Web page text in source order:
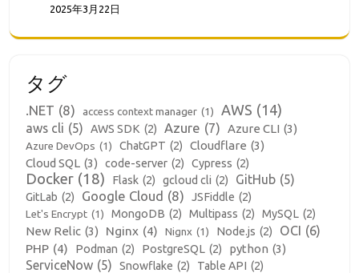
2025年3月22日
タグ
.NET (8) access context manager (1) AWS (14)
aws cli (5) AWS SDK (2) Azure (7) Azure CLI (3)
Azure DevOps (1) ChatGPT (2) Cloudflare (3)
Cloud SQL (3) code-server (2) Cypress (2)
Docker (18) Flask (2) gcloud cli (2) GitHub (5)
GitLab (2) Google Cloud (8) JSFiddle (2)
Let's Encrypt (1) MongoDB (2) Multipass (2) MySQL (2)
New Relic (3) Nginx (4) Nignx (1) Node.js (2) OCI (6)
PHP (4) Podman (2) PostgreSQL (2) python (3)
ServiceNow (5) Snowflake (2) Table API (2)